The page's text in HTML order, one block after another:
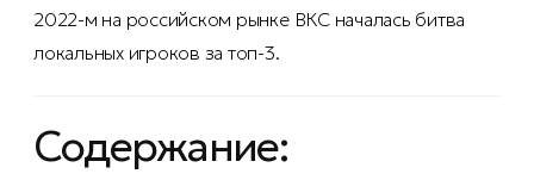
2022-м на российском рынке ВКС началась битва
локальных игроков за топ-3.
Содержание: